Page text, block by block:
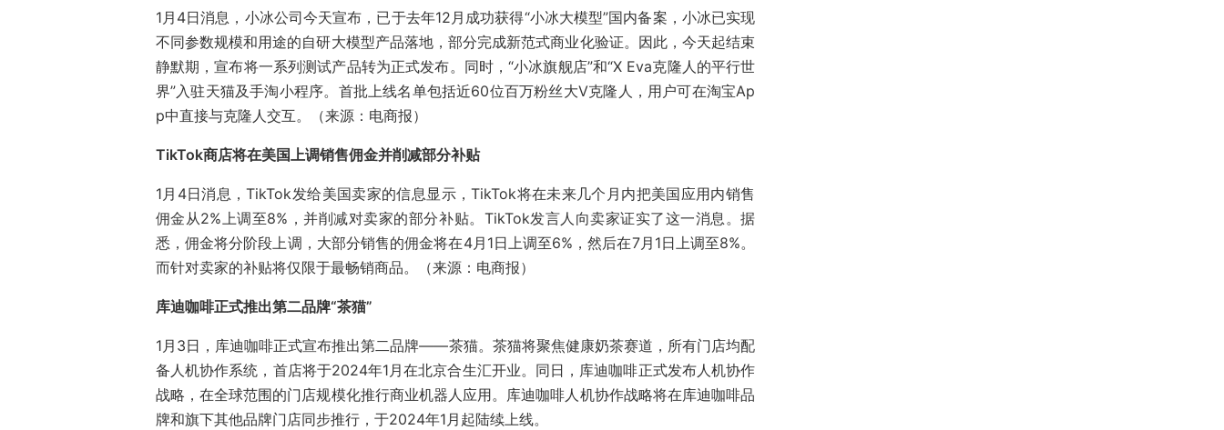
1月4日消息，小冰公司今天宣布，已于去年12月成功获得“小冰大模型”国内备案，小冰已实现
不同参数规模和用途的自研大模型产品落地，部分完成新范式商业化验证。因此，今天起结束
静默期，宣布将一系列测试产品转为正式发布。同时，‏“‏小冰旗舰店”和‏“‏X Eva克隆人的平行世
界”入驻天猫及手淘小程序。首批上线名单包括近60位百万粉丝大V克隆人，用户可在淘宝Ap
p中直接与克隆人交互。（来源：电商报）
TikTok商店将在美国上调销售佣金并削减部分补贴
1月4日消息，TikTok发给美国卖家的信息显示，TikTok将在未来几个月内把美国应用内销售
佣金从2%上调至8%，并削减对卖家的部分补贴。TikTok发言人向卖家证实了这一消息。据
悉，佣金将分阶段上调，大部分销售的佣金将在4月1日上调至6%，然后在7月1日上调至8%。
而针对卖家的补贴将仅限于最畅销商品。（来源：电商报）
库迪咖啡正式推出第二品牌“茶猫”
1月3日，库迪咖啡正式宣布推出第二品牌——茶猫。茶猫将聚焦健康奶茶赛道，所有门店均配
备人机协作系统，首店将于2024年1月在北京合生汇开业。同日，库迪咖啡正式发布人机协作
战略，在全球范围的门店规模化推行商业机器人应用。库迪咖啡人机协作战略将在库迪咖啡品
牌和旗下其他品牌门店同步推行，于2024年1月起陆续上线。